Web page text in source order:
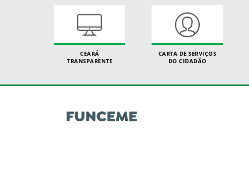
CEARÁ
TRANSPARENTE
CARTA DE SERVIÇOS
DO CIDADÃO